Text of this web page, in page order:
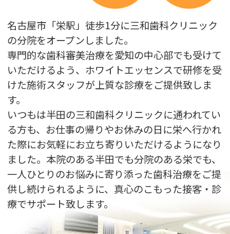
12月27日(土)は午前のみの診療となります。
通常と診療時間が異なりますのでご注意下
さいませ。
2025.07.25
【2025年8月休診日のお知らせ】
誠に勝手ながら、2025年8月4日は院内ミー
ティングの為休診とさせていただきます。
なお、2025年８月10日（日）～8月17日
（日）までの期間は夏季休業のため休診と
させていただきます。ご不便お掛けします
が、ご理解の程よろしくお願い致します。
名古屋市「栄駅」徒歩1分に三和歯科クリニック
の分院をオープンしました。
専門的な歯科審美治療を愛知の中心部でも受けて
いただけるよう、ホワイトエッセンスで研修を受
けた施術スタッフが上質な診療をご提供致しま
す。
いつもは半田の三和歯科クリニックに通われてい
る方も、お仕事の帰りやお休みの日に栄へ行かれ
た際にお気軽にお立ち寄りいただけるようになり
ました。本院のある半田でも分院のある栄でも、
一人ひとりのお悩みに寄り添った歯科治療をご提
供し続けられるように、真心のこもった接客・診
療でサポート致します。